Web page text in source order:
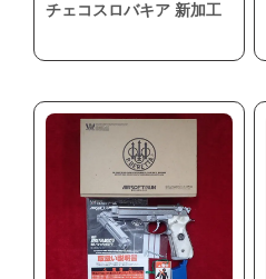
チェコスロバキア 新加工